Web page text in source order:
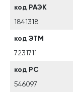
код РАЭК
1841318
код ЭТМ
7231711
код РС
546097